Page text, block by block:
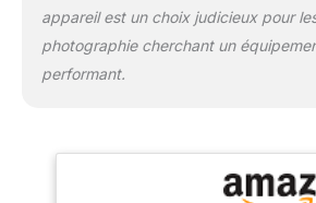
appareil est un choix judicieux pour
photographie cherchant un
performant.